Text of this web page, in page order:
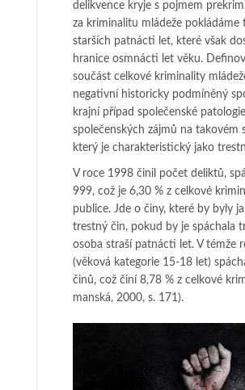
delikvence kryje s poj­mem
za kri­minalitu mládeže pokládáme
starších patnácti let, které však
hranice osm­nác­ti let věku.
součást cel­kové kriminality
negativní historicky podmíněný
krajní pří­pad společenské
společenských záj­mů na takovém
který je charakteristický jako
V roce 1998 činil počet deliktů,
999, což je 6,30 % z celkové
publice. Jde o činy, které by byly
trestný čin, pokud by je spá­cha­­la
osoba straší patnácti let. V témže
(věková ka­te­go­rie 15-18 let)
činů, což činí 8,78 % z celkové
man­­ská, 2000, s. 171).